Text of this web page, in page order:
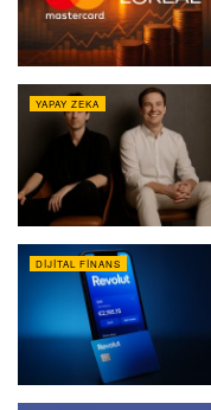
YAPAY ZEKA
DIJITAL FINANS